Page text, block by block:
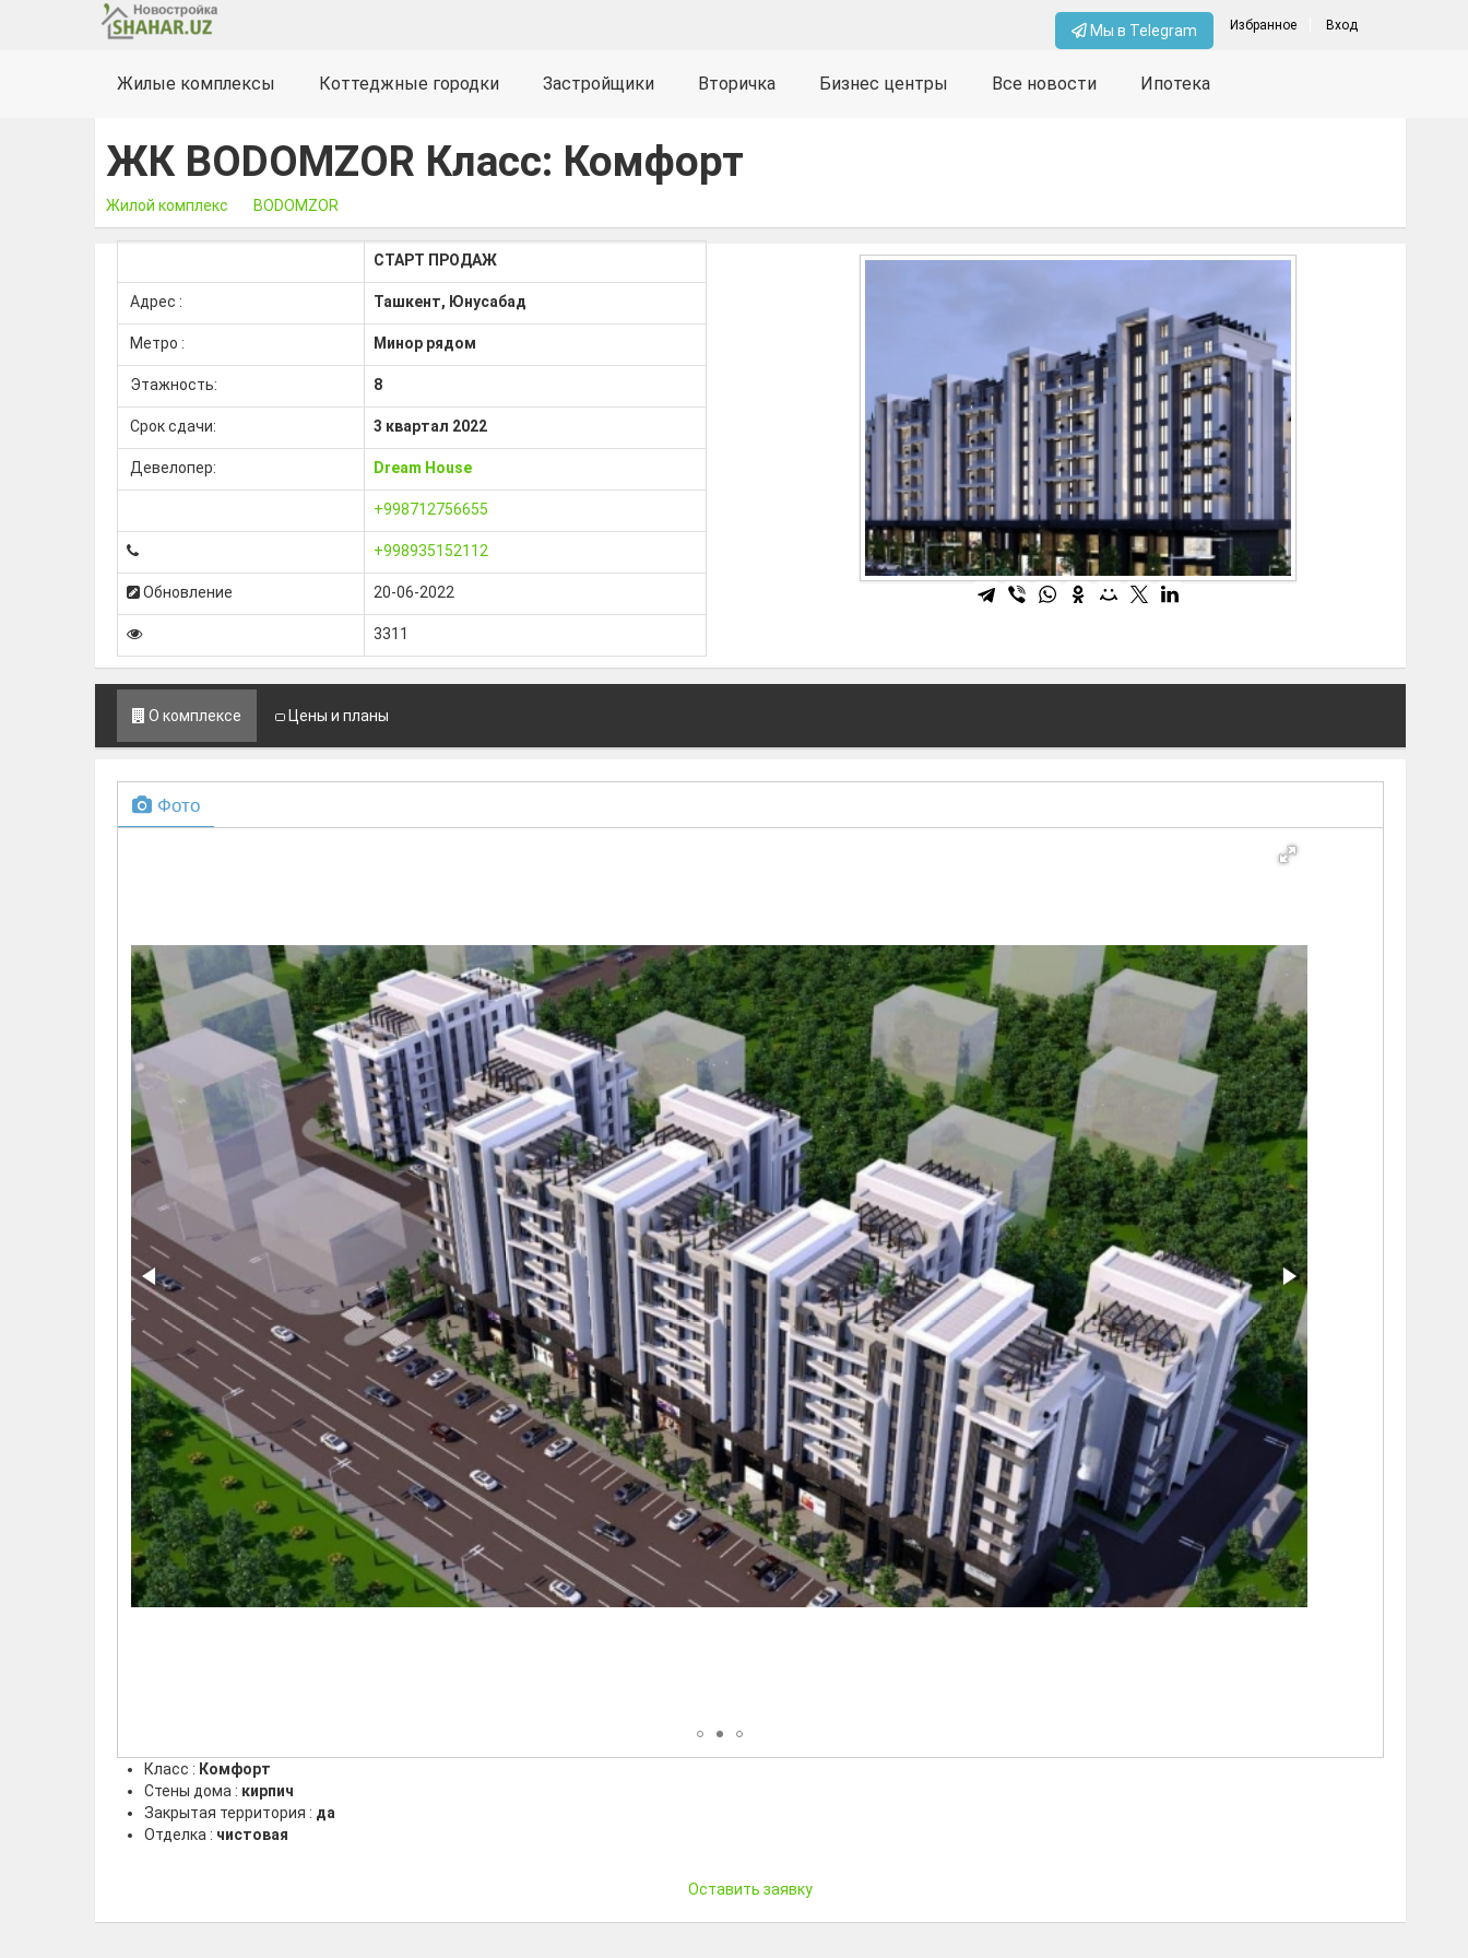
Мы в Telegram Избранное Вход
Жилые комплексы Коттеджные городки Застройщики Вторичка Бизнес центры Все новости Ипотека
ЖК BODOMZOR Класс: Комфорт
Жилой комплекс BODOMZOR
СТАРТ ПРОДАЖ
Адрес : Ташкент, Юнусабад
Метро : Минор рядом
Этажность: 8
Срок сдачи: 3 квартал 2022
Девелопер: Dream House
+998712756655
+998935152112
Обновление 20-06-2022
3311
О комплексе Цены и планы
Фото
Класс : Комфорт
Стены дома : кирпич
Закрытая территория : да
Отделка : чистовая
Оставить заявку